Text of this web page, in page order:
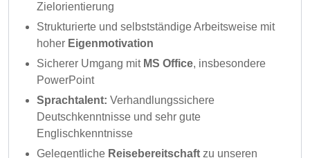
Zielorientierung
Strukturierte und selbstständige Arbeitsweise mit
hoher Eigenmotivation
Sicherer Umgang mit MS Office, insbesondere
PowerPoint
Sprachtalent: Verhandlungssichere
Deutschkenntnisse und sehr gute
Englischkenntnisse
Gelegentliche Reisebereitschaft zu unseren